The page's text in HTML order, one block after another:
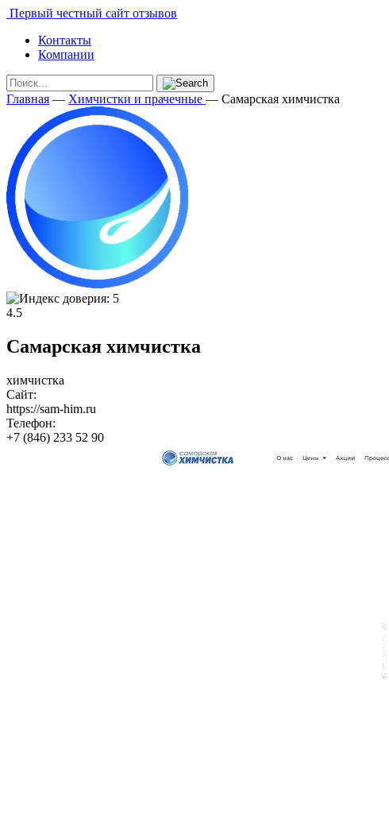
Первый честный сайт отзывов
Контакты
Компании
Главная — Химчистки и прачечные — Самарская химчистка
4.5
Самарская химчистка
химчистка
Сайт:
https://sam-him.ru
Телефон:
+7 (846) 233 52 90